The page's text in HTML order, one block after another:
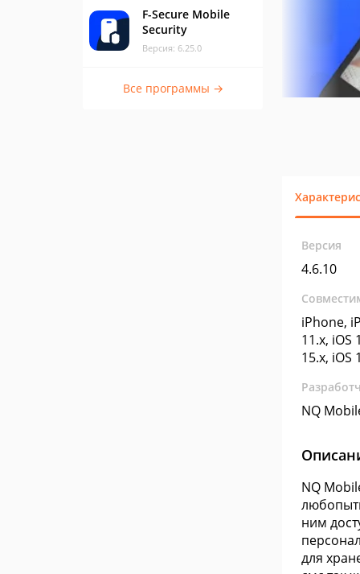
F-Secure Mobile
Security
Версия: 6.25.0
Все программы →
Версия
4.6.10
iPhone,
11.x, iOS
15.x, iOS
NQ
NQ
ним
для